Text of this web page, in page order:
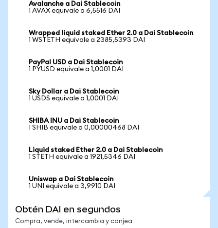
Avalanche a Dai Stablecoin
1 AVAX equivale a 6,5516 DAI
Wrapped liquid staked Ether 2.0 a Dai Stablecoin
1 WSTETH equivale a 2385,5393 DAI
PayPal USD a Dai Stablecoin
1 PYUSD equivale a 1,0001 DAI
Sky Dollar a Dai Stablecoin
1 USDS equivale a 1,0001 DAI
SHIBA INU a Dai Stablecoin
1 SHIB equivale a 0,00000468 DAI
Liquid staked Ether 2.0 a Dai Stablecoin
1 STETH equivale a 1921,5346 DAI
Uniswap a Dai Stablecoin
1 UNI equivale a 3,9910 DAI
Obtén DAI en segundos
Compra, vende, intercambia y canjea